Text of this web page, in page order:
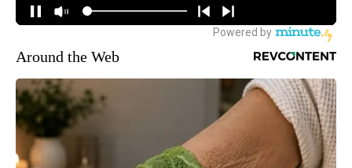
Around the Web